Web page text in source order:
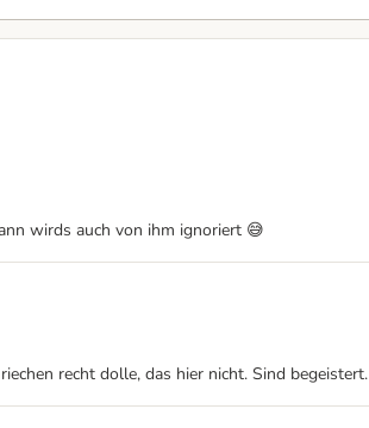
wirds auch von ihm ignoriert 😅
recht dolle, das hier nicht. Sind begeistert.